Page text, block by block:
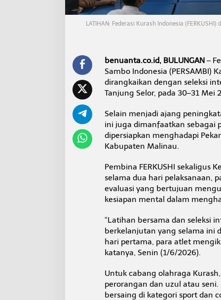
H
I
d
R
S
A
M
B
u
l
u
g
a
n
M
u
i
J
a
r
g
A
t
LATIHAN: Federasi Kurash Indonesia
benuanta.co.id, BULUNGAN–
Sambo Indonesia
dirangkaikan dengan seleksi
Tanjung Selor, pada 30–31 Mei
Selain menjadi ajang
ini juga dimanfaatkan sebagai
dipersiapkan menghadapi
Kabupaten Malinau.
Pembina FERKUSHI sekaligus
selama dua hari pelaksanaan,
evaluasi yang bertujuan
kesiapan mental dalam
“Latihan bersama dan seleksi
berkelanjutan yang selama ini
hari pertama, para atlet
katanya, Senin (1/6/2026).
Untuk cabang olahraga
perorangan dan uzul atau
bersaing di kategori sport dan